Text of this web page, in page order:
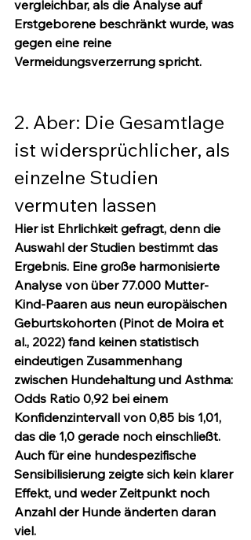
vergleichbar, als die Analyse auf
Erstgeborene beschränkt wurde, was
gegen eine reine
Vermeidungsverzerrung spricht.
2. Aber: Die Gesamtlage
ist widersprüchlicher, als
einzelne Studien
vermuten lassen
Hier ist Ehrlichkeit gefragt, denn die
Auswahl der Studien bestimmt das
Ergebnis. Eine große harmonisierte
Analyse von über 77.000 Mutter-
Kind-Paaren aus neun europäischen
Geburtskohorten (Pinot de Moira et
al., 2022) fand keinen statistisch
eindeutigen Zusammenhang
zwischen Hundehaltung und Asthma:
Odds Ratio 0,92 bei einem
Konfidenzintervall von 0,85 bis 1,01,
das die 1,0 gerade noch einschließt.
Auch für eine hundespezifische
Sensibilisierung zeigte sich kein klarer
Effekt, und weder Zeitpunkt noch
Anzahl der Hunde änderten daran
viel.